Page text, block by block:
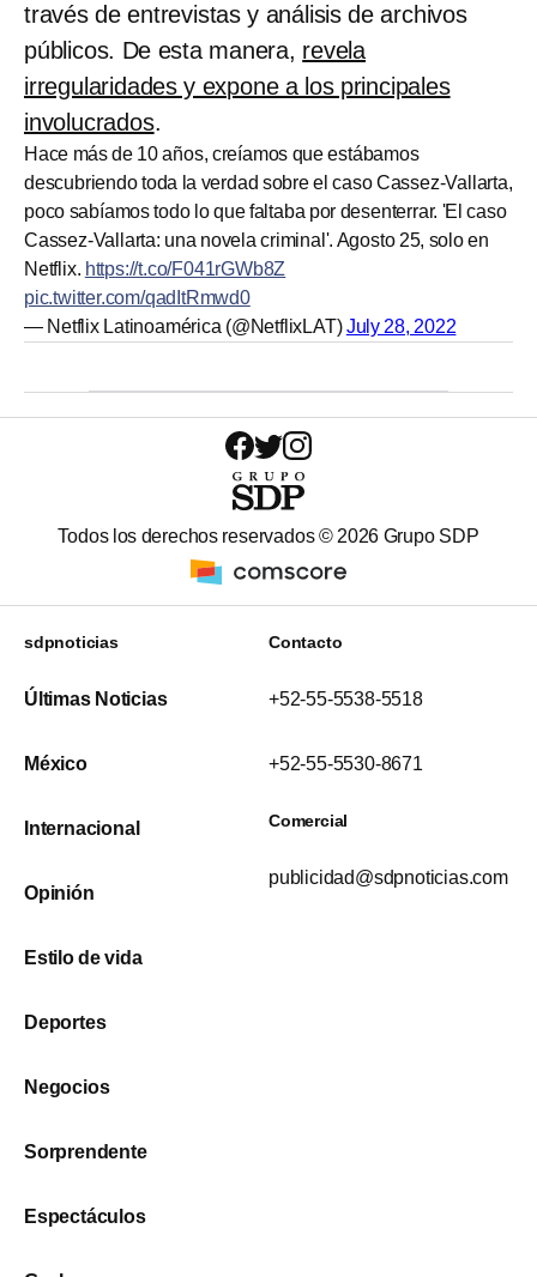
través de entrevistas y análisis de archivos
públicos. De esta manera, revela
irregularidades y expone a los principales
involucrados.
Hace más de 10 años, creíamos que estábamos
descubriendo toda la verdad sobre el caso Cassez-Vallarta,
poco sabíamos todo lo que faltaba por desenterrar. 'El caso
Cassez-Vallarta: una novela criminal'. Agosto 25, solo en
Netflix. https://t.co/F041rGWb8Z
pic.twitter.com/qadItRmwd0
— Netflix Latinoamérica (@NetflixLAT)July 28, 2022
Todos los derechos reservados © 2026 Grupo SDP
sdpnoticias
Últimas Noticias
México
Internacional
Opinión
Estilo de vida
Deportes
Negocios
Sorprendente
Espectáculos
Contacto
+52-55-5538-5518
+52-55-5530-8671
Comercial
publicidad@sdpnoticias.com